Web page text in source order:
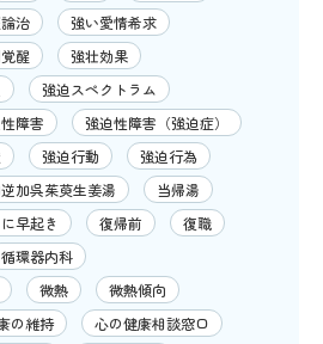
治
強い愛情希求
醒
強壮効果
強迫スペクトラム
障害
強迫性障害（強迫症）
強迫行動
強迫行為
加呉茱萸生姜湯
当帰湯
早起き 復帰前
復職
循環器内科
微熱
微熱傾向
の維持
心の健康相談窓口